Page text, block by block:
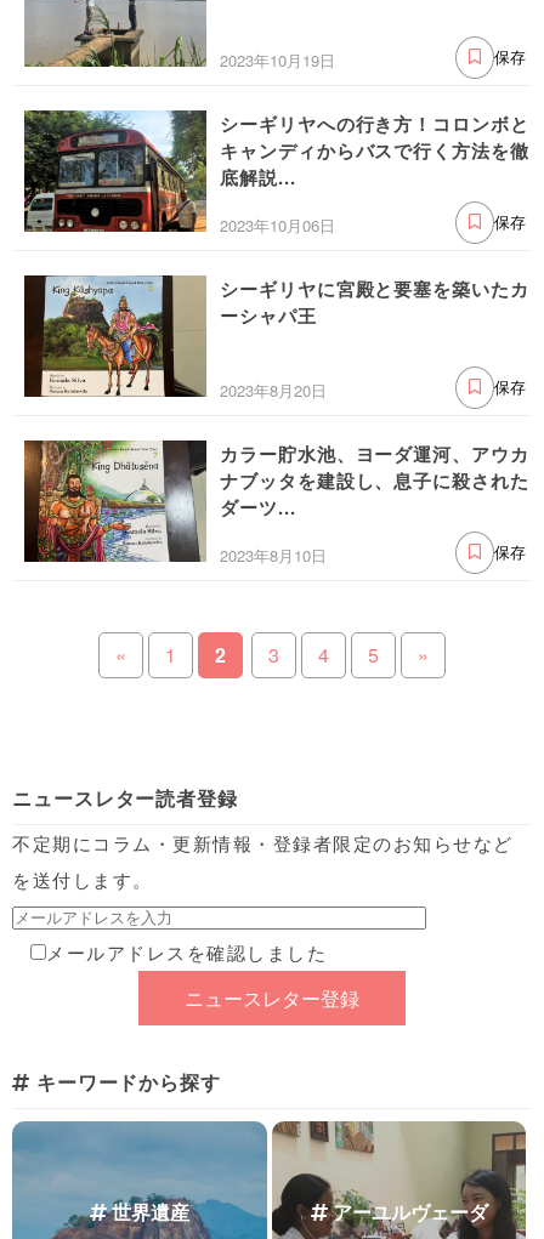
2023年10月19日 保存
シーギリヤへの行き方！コロンボと
キャンディからバスで行く方法を徹
底解説...
2023年10月06日 保存
シーギリヤに宮殿と要塞を築いたカ
ーシャパ王
2023年8月20日 保存
カラー貯水池、ヨーダ運河、アウカ
ナブッタを建設し、息子に殺された
ダーツ...
2023年8月10日 保存
« 1 2 3 4 5 »
ニュースレター読者登録
不定期にコラム・更新情報・登録者限定のお知らせなど
を送付します。
メールアドレスを確認しました
キーワードから探す
世界遺産 アーユルヴェーダ